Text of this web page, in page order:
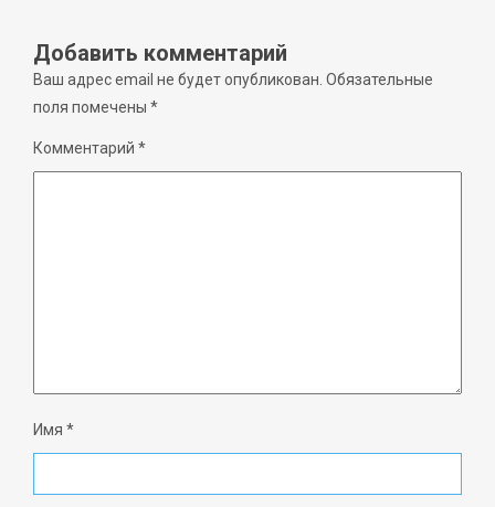
Добавить комментарий
Ваш адрес email не будет опубликован. Обязательные
поля помечены *
Комментарий *
Имя *